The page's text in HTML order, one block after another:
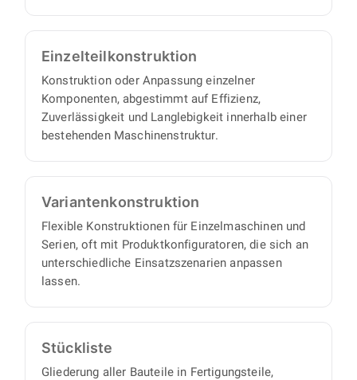
Einzelteil­konstruktion
Konstruktion oder Anpassung einzelner
Komponenten, abgestimmt auf Effizienz,
Zuverlässigkeit und Langlebigkeit innerhalb einer
bestehenden Maschinenstruktur.
Varianten­konstruktion
Flexible Konstruktionen für Einzelmaschinen und
Serien, oft mit Produktkonfiguratoren, die sich an
unterschiedliche Einsatzszenarien anpassen
lassen.
Stückliste
Gliederung aller Bauteile in Fertigungsteile,